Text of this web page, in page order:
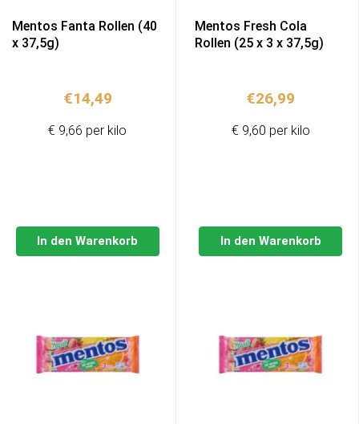
Mentos Fanta Rollen (40
x 37,5g)
€14,49
In den Warenkorb
€ 9,66 per kilo
Mentos Fresh Cola
Rollen (25 x 3 x 37,5g)
€26,99
In den Warenkorb
€ 9,60 per kilo